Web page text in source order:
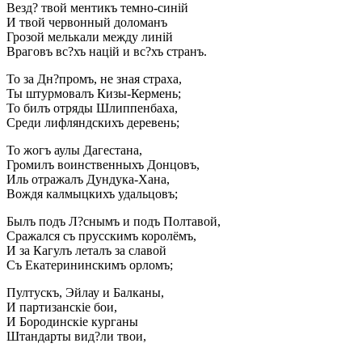
Везд? твой ментикъ темно-синій
И твой червонный доломанъ
Грозой мелькали между линій
Враговъ вс?хъ націй и вс?хъ странъ.
То за Дн?промъ, не зная страха,
Ты штурмовалъ Кизы-Кермень;
То билъ отряды Шлиппенбаха,
Среди лифляндскихъ деревень;
То жогъ аулы Дагестана,
Громилъ воинственныхъ Донцовъ,
Иль отражалъ Дундука-Хана,
Вождя калмыцкихъ удальцовъ;
Былъ подъ Л?снымъ и подъ Полтавой,
Сражался съ прусскимъ королёмъ,
И за Кагулъ леталъ за славой
Съ Екатерининскимъ орломъ;
Пултускъ, Эйлау и Балканы,
И партизанскіе бои,
И Бородинскіе курганы
Штандарты вид?ли твои,